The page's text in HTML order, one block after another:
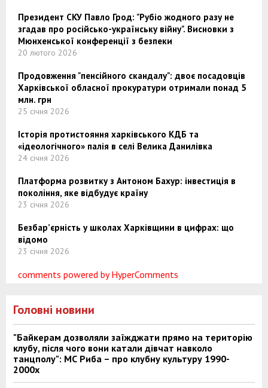
Президент СКУ Павло Грод: "Рубіо жодного разу не
згадав про російсько-українську війну". Висновки з
Мюнхенської конференції з безпеки
20 лютого 2026
Продовження "пенсійного скандалу": двоє посадовців
Харківської обласної прокуратури отримали понад 5
млн. грн
25 січня 2026
Історія протистояння харківського КДБ та
«ідеологічного» палія в селі Велика Данилівка
24 січня 2026
Платформа розвитку з Антоном Бахур: інвестиція в
покоління, яке відбудує країну
23 січня 2026
Безбар’єрність у школах Харківщини в цифрах: що
відомо
23 січня 2026
comments powered by HyperComments
Головні новини
"Байкерам дозволяли заїжджати прямо на територію
клубу, після чого вони катали дівчат навколо
танцполу": МС Риба – про клубну культуру 1990-
2000х